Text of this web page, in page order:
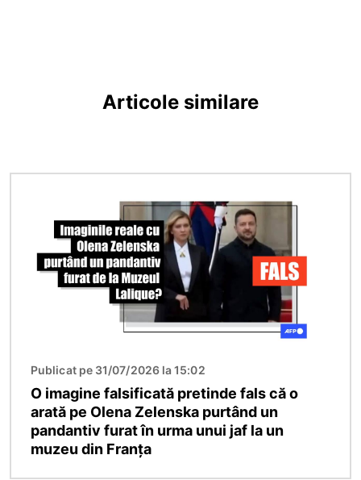
Articole similare
Publicat pe 31/07/2026 la 15:02
O imagine falsificată pretinde fals că o
arată pe Olena Zelenska purtând un
pandantiv furat în urma unui jaf la un
muzeu din Franța